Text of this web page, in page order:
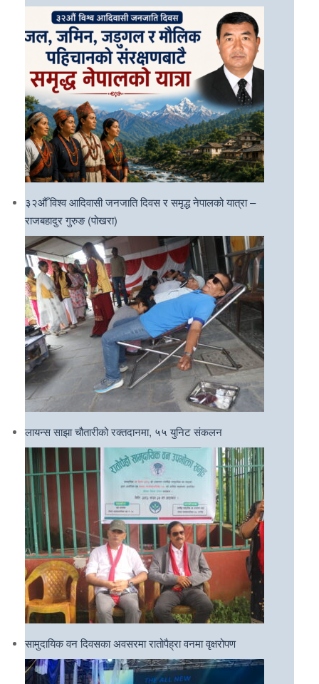
३२औँ विश्व आदिवासी जनजाति दिवस र समृद्ध नेपालको यात्रा –
राजबहादुर गुरुङ (पोखरा)
लायन्स साझा चौतारीको रक्तदानमा, ५५ युनिट संकलन
सामुदायिक वन दिवसका अवसरमा रातोपैह्रा वनमा वृक्षरोपण